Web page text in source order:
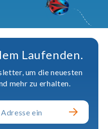
Laufenden.
um die neuesten
mehr zu erhalten.